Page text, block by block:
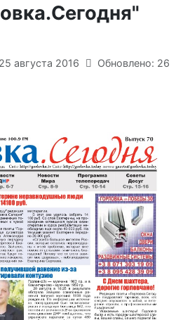
25 августа 2016
Обновлено: 26